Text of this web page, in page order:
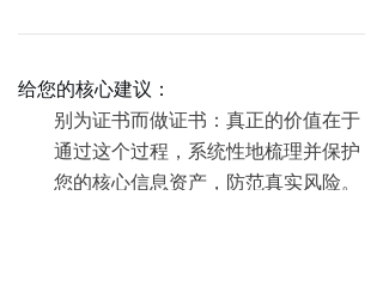
给您的核心建议：
别为证书而做证书 ：真正的价值在于
通过这个过程，系统性地梳理并保护
您的核心信息资产，防范真实风险。